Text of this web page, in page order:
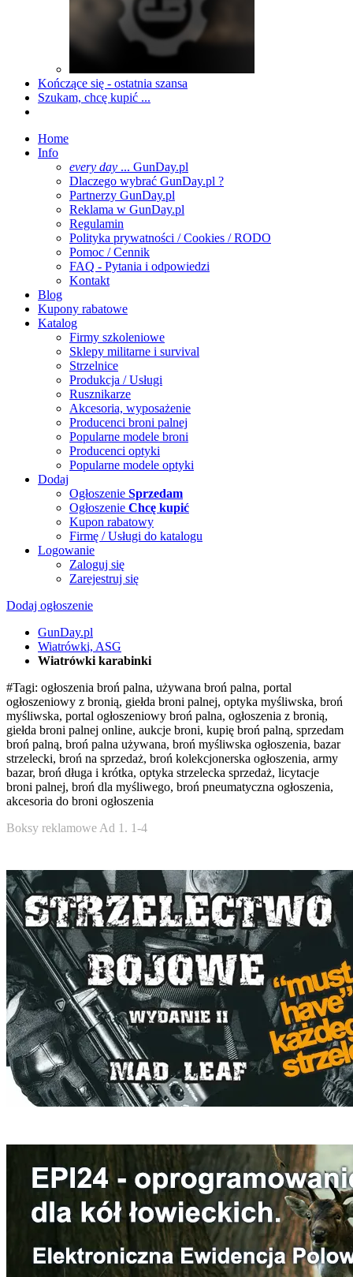
Kończące się - ostatnia szansa
Szukam, chcę kupić ...
Home
Info
every day ... GunDay.pl
Dlaczego wybrać GunDay.pl ?
Partnerzy GunDay.pl
Reklama w GunDay.pl
Regulamin
Polityka prywatności / Cookies / RODO
Pomoc / Cennik
FAQ - Pytania i odpowiedzi
Kontakt
Blog
Kupony rabatowe
Katalog
Firmy szkoleniowe
Sklepy militarne i survival
Strzelnice
Produkcja / Usługi
Rusznikarze
Akcesoria, wyposażenie
Producenci broni palnej
Popularne modele broni
Producenci optyki
Popularne modele optyki
Dodaj
Ogłoszenie Sprzedam
Ogłoszenie Chcę kupić
Kupon rabatowy
Firmę / Usługi do katalogu
Logowanie
Zaloguj się
Zarejestruj się
Dodaj ogłoszenie
GunDay.pl
Wiatrówki, ASG
Wiatrówki karabinki
#Tagi: ogłoszenia broń palna, używana broń palna, portal
ogłoszeniowy z bronią, giełda broni palnej, optyka myśliwska, broń
myśliwska, portal ogłoszeniowy broń palna, ogłoszenia z bronią,
giełda broni palnej online, aukcje broni, kupię broń palną, sprzedam
broń palną, broń palna używana, broń myśliwska ogłoszenia, bazar
strzelecki, broń na sprzedaż, broń kolekcjonerska ogłoszenia, army
bazar, broń długa i krótka, optyka strzelecka sprzedaż, licytacje
broni palnej, broń dla myśliwego, broń pneumatyczna ogłoszenia,
akcesoria do broni ogłoszenia
Boksy reklamowe Ad 1. 1-4